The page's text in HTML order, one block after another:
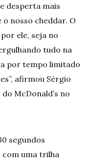
desperta mais
nosso cheddar. O
ele, seja no
tudo na
por tempo limitado
afirmou Sérgio
McDonald’s no
segundos
com uma trilha